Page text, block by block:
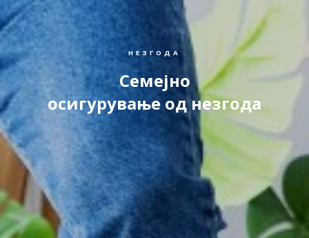
НЕЗГОДА
Семејно
осигурување од незгода